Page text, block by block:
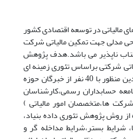
مالیاتی در توسعه اقتصادی کشور
مدلی جهت تمکین مالیاتی شرکت
ناپذیر می باشد.هدف پژوهش
شرکتی براساس تئوری زمینه ای
در نظام مالیاتی ایران می باشد. بدین منظور با 40 نفر از خبرگان حوزه
حسابداران رسمی،کارشناسان
ها،متخصصان امور مالیاتی )
روش پژوهش تئوری داده بنیاد،
شرایط بستر،شرایط مداخله گر و